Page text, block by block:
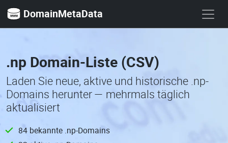
DomainMetaData
.np Domain-Liste (CSV)
Laden Sie neue, aktive und historische .np-
Domains herunter — mehrmals täglich
aktualisiert
84 bekannte .np-Domains